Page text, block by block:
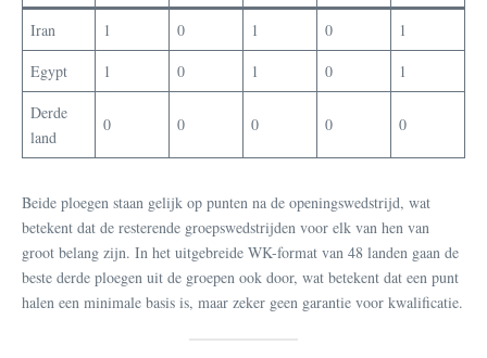
Iran 1 0 1 0
1
Egypt
1 0 1 0
1
Derde
land
0 0 0 0 0
Beide ploegen staan gelijk op punten na de openingswedstrijd, wat
betekent dat de resterende groepswedstrijden voor elk van hen van
groot belang zijn. In het uitgebreide WK-format van 48 landen gaan de
beste derde ploegen uit de groepen ook door, wat betekent dat een punt
halen een minimale basis is, maar zeker geen garantie voor kwalificatie.